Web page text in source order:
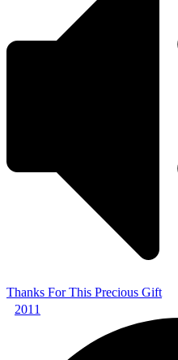
Thanks For This Precious Gift
2011